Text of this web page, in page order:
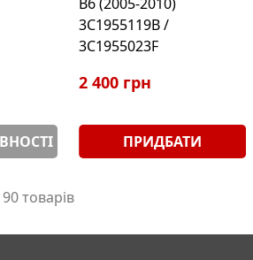
3C1955119B /
3C1955023F
2 400 грн
ПРИДБАТИ
товарів